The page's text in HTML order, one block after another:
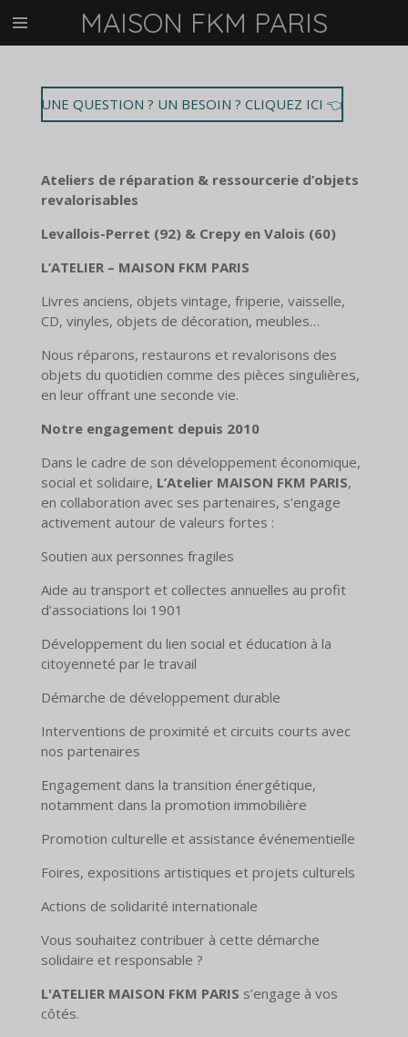
Passer
MAISON FKM PARIS
UNE QUESTION ? UN BESOIN ? CLIQUEZ ICI 👈
Ateliers de réparation & ressourcerie d’objets
revalorisables
Levallois-Perret (92) & Crepy en Valois (60)
L’ATELIER – MAISON FKM PARIS
Livres anciens, objets vintage, friperie, vaisselle,
CD, vinyles, objets de décoration, meubles…
Nous réparons, restaurons et revalorisons des
objets du quotidien comme des pièces singulières,
en leur offrant une seconde vie.
Notre engagement depuis 2010
Dans le cadre de son développement économique,
social et solidaire, L’Atelier MAISON FKM PARIS,
en collaboration avec ses partenaires, s’engage
activement autour de valeurs fortes :
Soutien aux personnes fragiles
Aide au transport et collectes annuelles au profit
d’associations loi 1901
Développement du lien social et éducation à la
citoyenneté par le travail
Démarche de développement durable
Interventions de proximité et circuits courts avec
nos partenaires
Engagement dans la transition énergétique,
notamment dans la promotion immobilière
Promotion culturelle et assistance événementielle
Foires, expositions artistiques et projets culturels
Actions de solidarité internationale
Vous souhaitez contribuer à cette démarche
solidaire et responsable ?
L'ATELIER MAISON FKM PARIS s’engage à vos
côtés.